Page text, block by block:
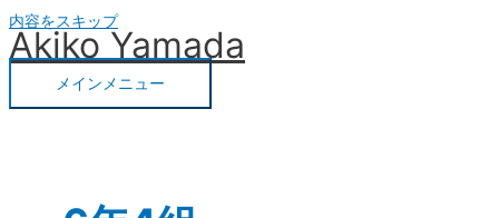
内容をスキップ
Akiko Yamada
メインメニュー